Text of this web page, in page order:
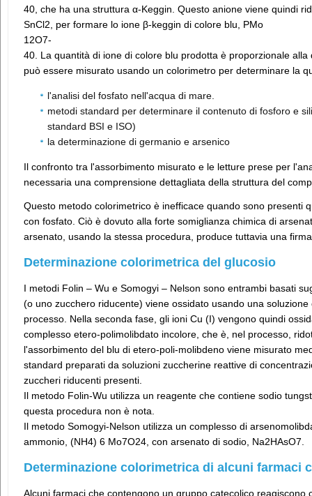
40, che ha una struttura α-Keggin. Questo anione viene quindi
SnCl2, per formare lo ione β-keggin di colore blu, PMo
12O7-
40. La quantità di ione di colore blu prodotta è proporzionale
può essere misurato usando un colorimetro per determinare la
l'analisi del fosfato nell'acqua di mare.
metodi standard per determinare il contenuto di fosforo e
standard BSI e ISO)
la determinazione di germanio e arsenico
Il confronto tra l'assorbimento misurato e le letture prese per
necessaria una comprensione dettagliata della struttura del
Questo metodo colorimetrico è inefficace quando sono presenti
con fosfato. Ciò è dovuto alla forte somiglianza chimica di
arsenato, usando la stessa procedura, produce tuttavia una
Determinazione colorimetrica del glucosio
I metodi Folin – Wu e Somogyi – Nelson sono entrambi basati
(o uno zucchero riducente) viene ossidato usando una
processo. Nella seconda fase, gli ioni Cu (I) vengono quindi
complesso etero-polimolibdato incolore, che è, nel processo,
l'assorbimento del blu di etero-poli-molibdeno viene misurato
standard preparati da soluzioni zuccherine reattive di
zuccheri riducenti presenti.
Il metodo Folin-Wu utilizza un reagente che contiene sodio
questa procedura non è nota.
Il metodo Somogyi-Nelson utilizza un complesso di
ammonio, (NH4) 6 Mo7O24, con arsenato di sodio, Na2HAsO7.
Determinazione colorimetrica di alcuni farmaci
Alcuni farmaci che contengono un gruppo catecolico